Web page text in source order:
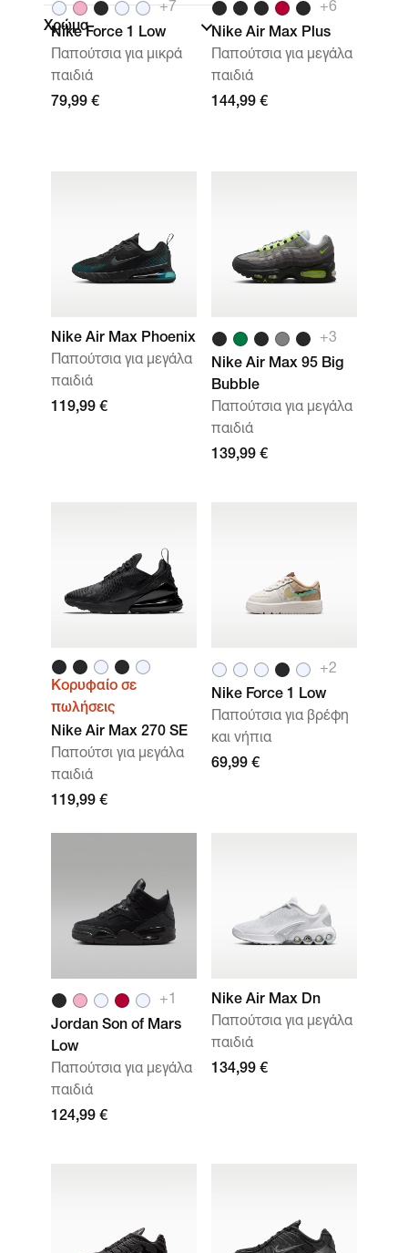
Χρώμα
+7
Nike Force 1 Low
Παπούτσια για μικρά
παιδιά
79,99 €
+6
Nike Air Max Plus
Παπούτσια για μεγάλα
παιδιά
144,99 €
Nike Air Max Phoenix
Παπούτσια για μεγάλα
παιδιά
119,99 €
+3
Nike Air Max 95 Big
Bubble
Παπούτσια για μεγάλα
παιδιά
139,99 €
Κορυφαίο σε
πωλήσεις
Nike Air Max 270 SE
Παπούτσι για μεγάλα
παιδιά
119,99 €
+2
Nike Force 1 Low
Παπούτσια για βρέφη
και νήπια
69,99 €
+ 1
Jordan Son of Mars
Low
Παπούτσια για μεγάλα
παιδιά
124,99 €
Nike Air Max Dn
Παπούτσια για μεγάλα
παιδιά
134,99 €